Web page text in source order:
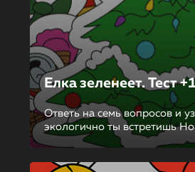
Елка зеленеет. Тест
Ответь на семь вопросов и
экологично ты встретишь